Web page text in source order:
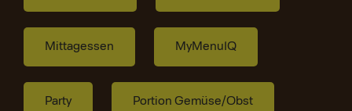
Mittagessen MyMenuIQ
Party Portion Gemüse/Obst